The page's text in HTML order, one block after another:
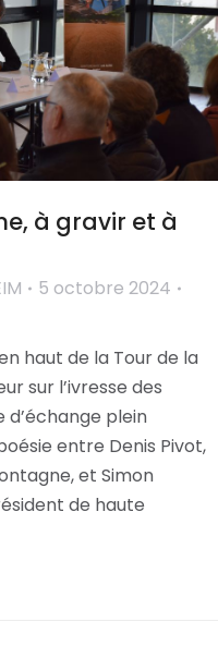
à gravir et à
5 octobre 2024
haut de la Tour de la
sur l’ivresse des
d’échange plein
entre Denis Pivot,
et Simon
de haute